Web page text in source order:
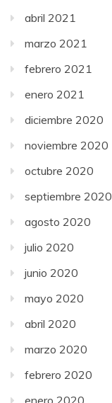
abril 2021
marzo 2021
febrero 2021
enero 2021
diciembre 2020
noviembre 2020
octubre 2020
septiembre 2020
agosto 2020
julio 2020
junio 2020
mayo 2020
abril 2020
marzo 2020
febrero 2020
enero 2020